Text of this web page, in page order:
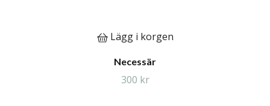
Lägg i korgen
Necessär
300 kr